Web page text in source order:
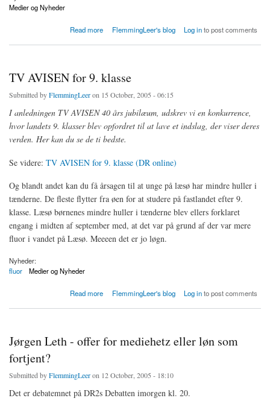
Medier og Nyheder
Read more
about Debat om TV-avisen før og nu FlemmingLeer's blog Log into post comments
TV AVISEN for 9. klasse
Submitted byFlemmingLeeron 15 October, 2005 - 06:15
I anledningen TV AVISEN 40 års jubilæum, udskrev vi en konkurrence,
hvor landets 9. klasser blev opfordret til at lave et indslag, der viser deres
verden. Her kan du se de ti bedste.
Se videre: TV AVISEN for 9. klasse (DR online)
Og blandt andet kan du få årsagen til at unge på læsø har mindre huller i
tænderne. De fleste flytter fra øen for at studere på fastlandet efter 9.
klasse. Læsø børnenes mindre huller i tænderne blev ellers forklaret
engang i midten af september med, at det var på grund af der var mere
fluor i vandet på Læsø. Meeeen det er jo løgn.
Nyheder:
fluor
Medier og Nyheder
Read more
about TV AVISEN for 9. klasse FlemmingLeer's blog Log into post comments
Jørgen Leth - offer for mediehetz eller løn som
fortjent?
Submitted byFlemmingLeeron 12 October, 2005 - 18:10
Det er debatemnet på DR2s Debatten imorgen kl. 20.